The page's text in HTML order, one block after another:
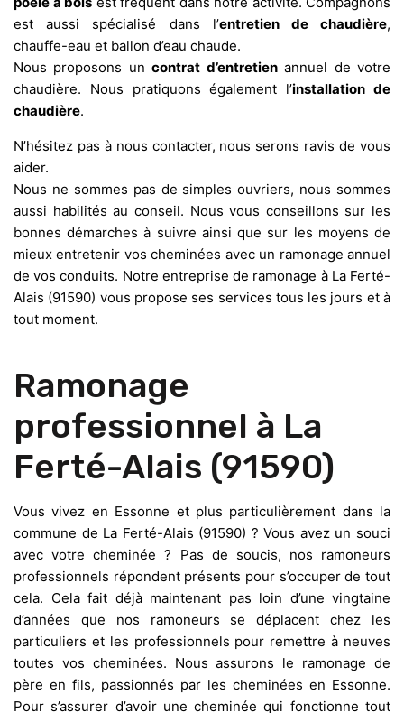
est aussi spécialisé dans l’entretien de chaudière,
chauffe-eau et ballon d’eau chaude.
Nous proposons uncontrat d’entretienannuel de votre
chaudière. Nous pratiquons également l’installation de
chaudière.
N’hésitez pas à nous contacter, nous serons ravis de vous
aider.
Nous ne sommes pas de simples ouvriers, nous sommes
aussi habilités au conseil. Nous vous conseillons sur les
bonnes démarches à suivre ainsi que sur les moyens de
mieux entretenir vos cheminées avec un ramonage annuel
de vos conduits. Notre entreprise de ramonage à La Ferté-
Alais (91590) vous propose ses services tous les jours et à
tout moment.
Ramonage
professionnel à La
Ferté-Alais (91590)
Vous vivez en Essonne et plus particulièrement dans la
commune de La Ferté-Alais (91590) ? Vous avez un souci
avec votre cheminée ? Pas de soucis, nos ramoneurs
professionnels répondent présents pour s’occuper de tout
cela. Cela fait déjà maintenant pas loin d’une vingtaine
d’années que nos ramoneurs se déplacent chez les
particuliers et les professionnels pour remettre à neuves
toutes vos cheminées. Nous assurons le ramonage de
père en fils, passionnés par les cheminées en Essonne.
Pour s’assurer d’avoir une cheminée qui fonctionne tout